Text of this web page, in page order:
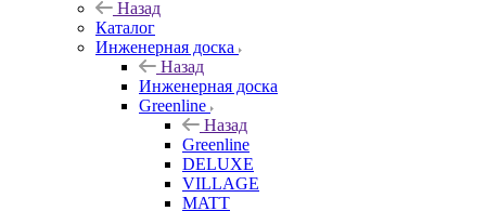
Назад
Каталог
Инженерная доска
Назад
Инженерная доска
Greenline
Назад
Greenline
DELUXE
VILLAGE
MATT